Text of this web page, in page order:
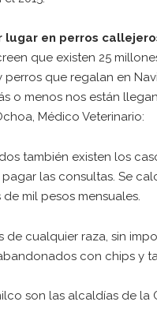
lugar en perros
que existen 25
perros que regalan en
o menos nos están
Médico Veterinario:
también existen los
las consultas. Se
mil pesos mensuales.
cualquier raza, sin
con chips y
son las alcaldías de